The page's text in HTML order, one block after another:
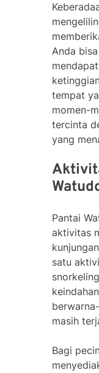
Anda
tempat
momen-
tercinta
yang
Pantai
aktivitas
satu
masih
Bagi